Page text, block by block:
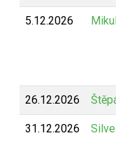
5.12.2026
26.12.2026
31.12.2026